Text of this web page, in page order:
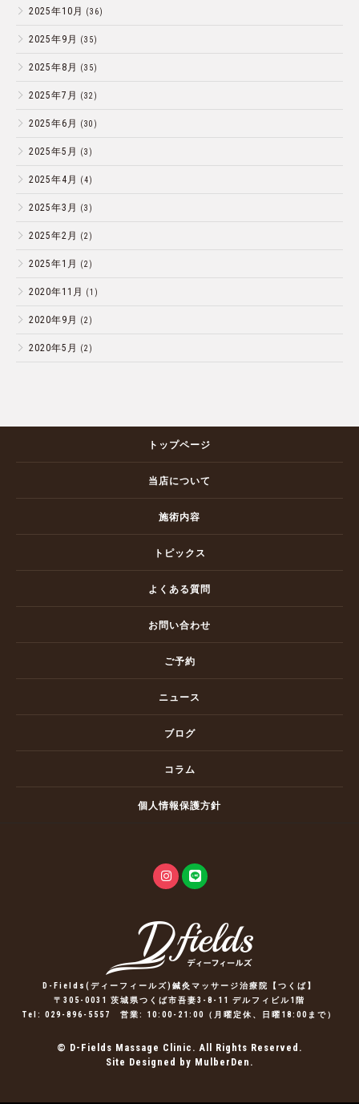
2025年10月 (36)
2025年9月 (35)
2025年8月 (35)
2025年7月 (32)
2025年6月 (30)
2025年5月 (3)
2025年4月 (4)
2025年3月 (3)
2025年2月 (2)
2025年1月 (2)
2020年11月 (1)
2020年9月 (2)
2020年5月 (2)
トップページ
当店について
施術内容
トピックス
よくある質問
お問い合わせ
ご予約
ニュース
ブログ
コラム
個人情報保護方針
D-Fields(ディーフィールズ)鍼灸マッサージ治療院【つくば】
〒305-0031 茨城県つくば市吾妻3-8-11 デルフィビル1階
Tel: 029-896-5557 営業: 10:00-21:00（月曜定休、日曜18:00まで）
© D-Fields Massage Clinic. All Rights Reserved.
Site Designed by MulberDen.